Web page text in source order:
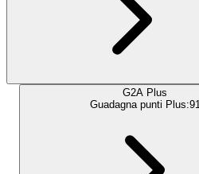
G2A Plus
Guadagna punti Plus:91